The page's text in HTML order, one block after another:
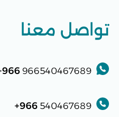
تواصل معنا
966540467689
966+
540467689
966+